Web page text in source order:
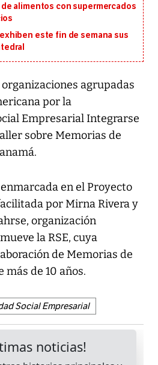
alimentos con supermercados
este fin de semana sus
agrupadas
por la
Empresarial Integrarse
sobre Memorias de
en el Proyecto
por Mirna Rivera y
organización
la RSE, cuya
de Memorias de
más de 10 años.
Social Empresarial